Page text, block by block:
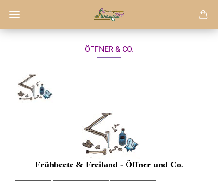
ÖFFNER & CO.
Frühbeete & Freiland - Öffner und Co.